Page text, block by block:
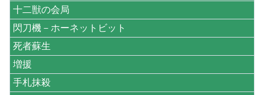
十二獣の会局
閃刀機－ホーネットビット
死者蘇生
増援
手札抹殺